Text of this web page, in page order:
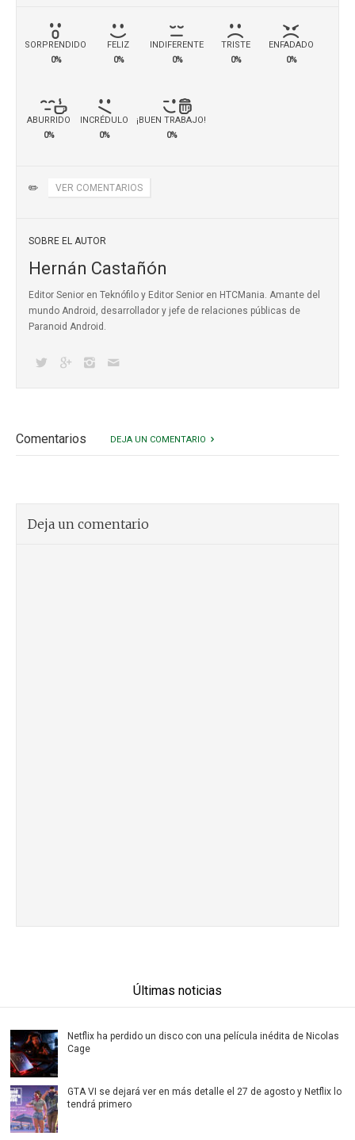
SORPRENDIDO
0%
FELIZ
0%
INDIFERENTE
0%
TRISTE
0%
ENFADADO
0%
ABURRIDO
0%
INCRÉDULO
0%
¡BUEN TRABAJO!
0%
✏️ VER COMENTARIOS
SOBRE EL AUTOR
Hernán Castañón
Editor Senior en Teknófilo y Editor Senior en HTCMania. Amante del
mundo Android, desarrollador y jefe de relaciones públicas de
Paranoid Android.
Comentarios DEJA UN COMENTARIO
Deja un comentario
Últimas noticias
Netflix ha perdido un disco con una película inédita de Nicolas
Cage
GTA VI se dejará ver en más detalle el 27 de agosto y Netflix lo
tendrá primero